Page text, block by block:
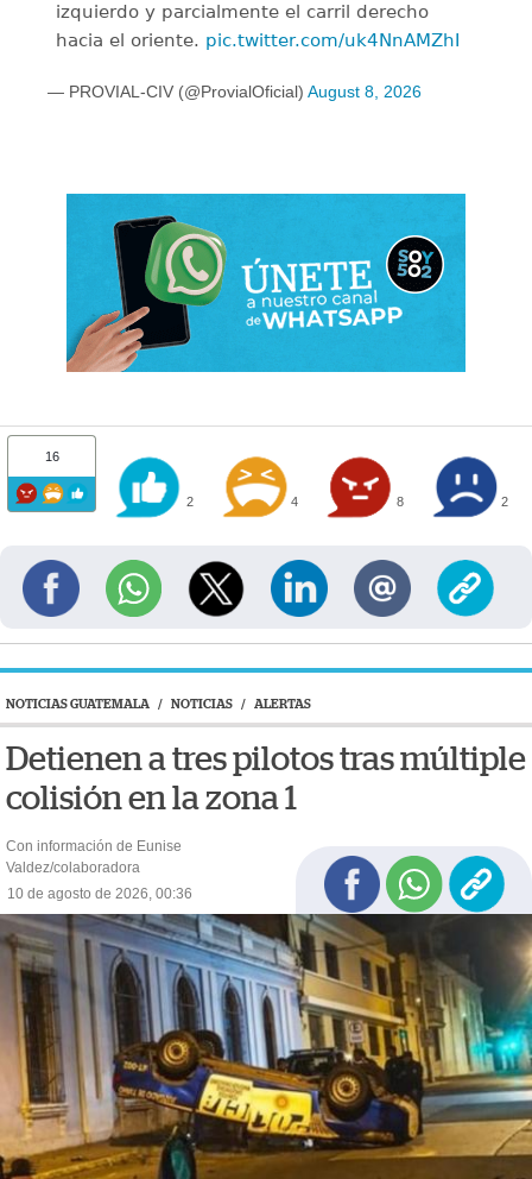
izquierdo y parcialmente el carril derecho
hacia el oriente. pic.twitter.com/uk4NnAMZhI
— PROVIAL-CIV (@ProvialOficial) August 8, 2026
16
2 4 8 2
NOTICIAS GUATEMALA / NOTICIAS / ALERTAS
Detienen a tres pilotos tras múltiple
colisión en la zona 1
Con información de Eunise
Valdez/colaboradora
10 de agosto de 2026, 00:36